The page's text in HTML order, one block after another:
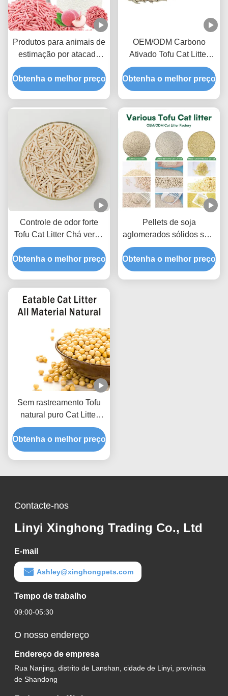
Produtos para animais de
estimação por atacado
Tofu perfumado de
pêssego Lixo de gato
ultra aglomerante doce
Obtenha o melhor preço
OEM/ODM Carbono
Ativado Tofu Cat Litter
Formulário
Desodorizante Avançado
Odor Lock Pet Litter Sand
Obtenha o melhor preço
Controle de odor forte
Tofu Cat Litter Chá verde
perfumado areia natural
Pet Litter
Obtenha o melhor preço
Pellets de soja
aglomerados sólidos sem
poeira embalados a
vácuo para pet shop
Obtenha o melhor preço
Sem rastreamento Tofu
natural puro Cat Litter
Low Dust Hard Clumping
Clean Paws Fórmula
Obtenha o melhor preço
Contacte-nos
Linyi Xinghong Trading Co., Ltd
E-mail
Ashley@xinghongpets.com
Tempo de trabalho
09:00-05:30
O nosso endereço
Endereço de empresa
Rua Nanjing, distrito de Lanshan, cidade de Linyi, província
de Shandong